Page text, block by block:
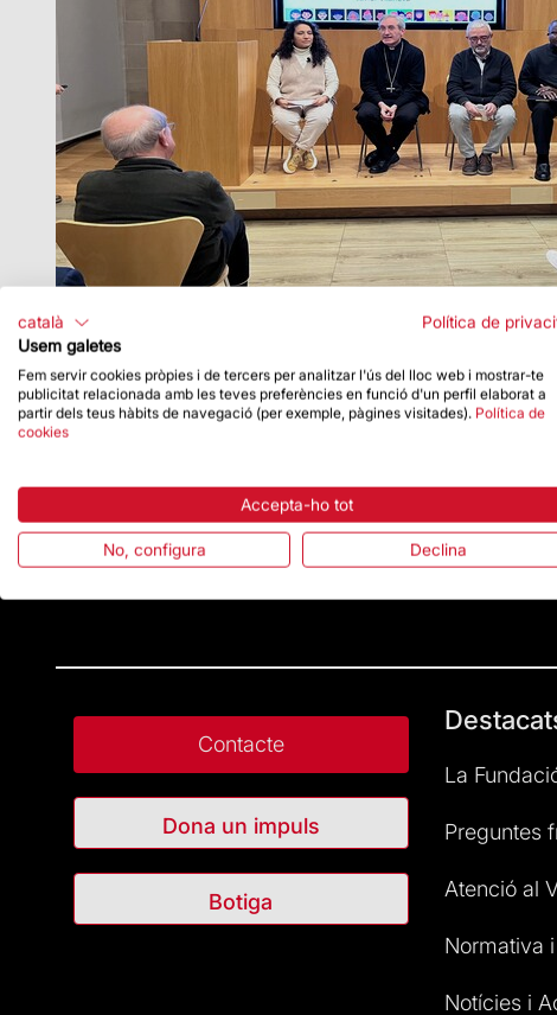
Contacte
Dona un impuls
Botiga
La
Preguntes
Atenció al
Normativa
Notícies i
català
Política de
Usem galetes
Fem servir cookies pròpies i de tercers per analitzar l'ús del lloc web i mostrar-te
publicitat relacionada amb les teves preferències en funció d'un perfil elaborat a
partir dels teus hàbits de navegació (per exemple, pàgines visitades). Política de
cookies
Accepta-ho tot
No, configura Declina